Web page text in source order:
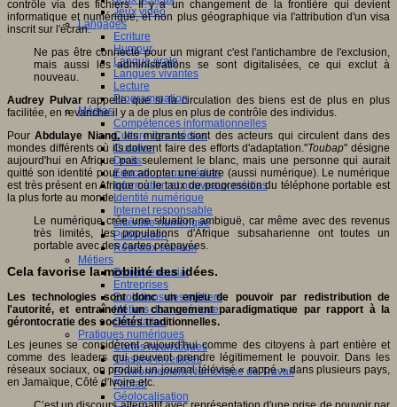
Jeux vidéo
Langages
Ecriture
Humour
Langue orale
Langues vivantes
Lecture
Programmation
Médias
Compétences informationnelles
Culture des médias
Curation
Droits
Education aux médias
Information et nouveaux médias
Identité numérique
Internet responsable
Littératie numérique
Publication
Réseaux sociaux
Métiers
Entrepreneuriat
Entreprises
Evolutions des métiers
Métiers du numérique
Orientation
Pratiques numériques
Cartes heuristiques
Classes inversées
Environnement Numérique de Travail
Fablab
Géolocalisation
contrôle via des fichiers. Il y a un changement de la frontière qui devient
informatique et numérique, et non plus géographique via l'attribution d'un visa
inscrit sur l'écran.
Ne pas être connecté pour un migrant c'est l'antichambre de l'exclusion,
mais aussi les administrations se sont digitalisées, ce qui exclut à
nouveau.
Audrey Pulvarrappelle que si la circulation des biens est de plus en plus
facilitée, en revanche il y a de plus en plus de contrôle des individus.
PourAbdulaye Niang,les migrants sont des acteurs qui circulent dans des
mondes différents où ils doivent faire des efforts d'adaptation."Toubap" désigne
aujourd'hui en Afrique pas seulement le blanc, mais une personne qui aurait
quitté son identité pour en adopter une autre (aussi numérique). Le numérique
est très présent en Afrique où le taux de progression du téléphone portable est
la plus forte au monde.
Le numérique crée une situation ambiguë, car même avec des revenus
très limités, les populations d'Afrique subsaharienne ont toutes un
portable avec des cartes prépayées.
Cela favorise la mobilité des idées.
Les technologies sont donc un enjeu de pouvoir par redistribution de
l'autorité, et entraînent un changement paradigmatique par rapport à la
gérontocratie des sociétés traditionnelles.
Les jeunes se considèrent aujourd'hui comme des citoyens à part entière et
comme des leaders qui peuvent prendre légitimement le pouvoir. Dans les
réseaux sociaux, on produit un journal télévisé « rappé » dans plusieurs pays,
en Jamaïque, Côté d'Ivoire etc.